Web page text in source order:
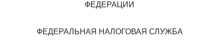
ФЕДЕРАЦИИ
ФЕДЕРАЛЬНАЯ НАЛОГОВАЯ СЛУЖБА